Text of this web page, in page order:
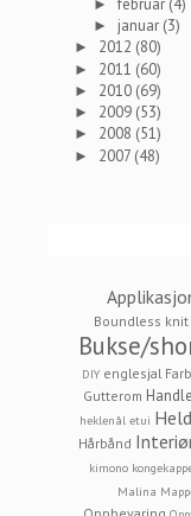
►februar (4)
► januar (3)
► 2012 (80)
► 2011 (60)
► 2010 (69)
► 2009 (53)
► 2008 (51)
► 2007 (48)
Boundless
Bukse/
DIY englesjal
Gutterom
heklenål etui
Hårbånd
kimono
Malina